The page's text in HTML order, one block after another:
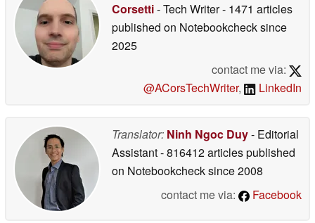
Corsetti- Tech Writer- 1471 articles
published on Notebookchecksince
2025
contact me via:
@ACorsTechWriter, LinkedIn
Translator: Ninh Ngoc Duy- Editorial
Assistant- 816412 articles published
on Notebookchecksince 2008
contact me via:
Facebook